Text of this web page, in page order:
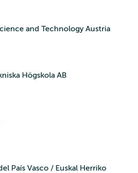
and Technology Austria
Högskola AB
País Vasco / Euskal Herriko